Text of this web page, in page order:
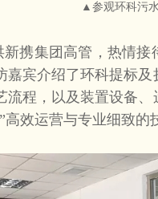
▲参观环科污
携集团高管，热情接
宾介绍了环科提标及
程，以及装置设备、
效运营与专业细致的